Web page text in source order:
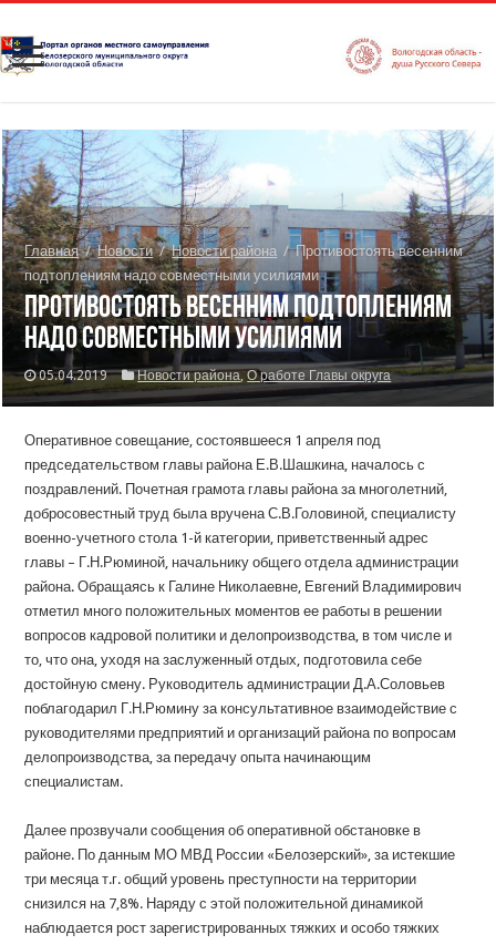
Главная / Новости / Новости района / Противостоять весенним
подтоплениям надо совместными усилиями
Противостоять весенним подтоплениям
надо совместными усилиями
05.04.2019 Новости района,О работе Главы округа
Оперативное совещание, состоявшееся 1 апреля под
председательством главы района Е.В.Шашкина, началось с
поздравлений. Почетная грамота главы района за многолетний,
добросовестный труд была вручена С.В.Головиной, специалисту
военно-учетного стола 1-й категории, приветственный адрес
главы – Г.Н.Рюминой, начальнику общего отдела администрации
района. Обращаясь к Галине Николаевне, Евгений Владимирович
отметил много положительных моментов ее работы в решении
вопросов кадровой политики и делопроизводства, в том числе и
то, что она, уходя на заслуженный отдых, подготовила себе
достойную смену. Руководитель администрации Д.А.Соловьев
поблагодарил Г.Н.Рюмину за консультативное взаимодействие с
руководителями предприятий и организаций района по вопросам
делопроизводства, за передачу опыта начинающим
специалистам.
Далее прозвучали сообщения об оперативной обстановке в
районе. По данным МО МВД России «Белозерский», за истекшие
три месяца т.г. общий уровень преступности на территории
снизился на 7,8%. Наряду с этой положительной динамикой
наблюдается рост зарегистрированных тяжких и особо тяжких